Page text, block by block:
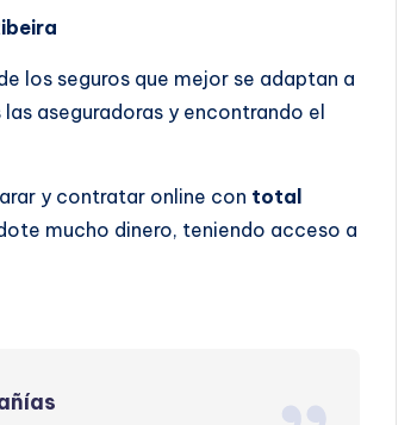
los seguros que mejor se adaptan a
aseguradoras y encontrando el
y contratar online con total
mucho dinero, teniendo acceso a